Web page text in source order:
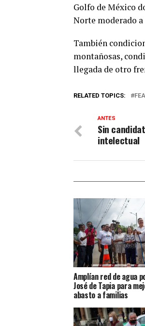
Golfo de México
Norte moderado a
También
montañosas,
llegada de otro
RELATED TOPICS:
ANTES
Sin
intelectual
Amplían red de agua
José de Tapia para
abasto a familias